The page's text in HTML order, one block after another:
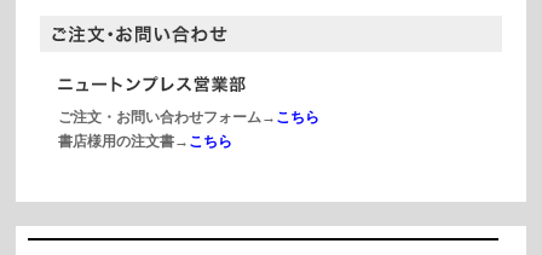
ご注文・お問い合わせフォーム→ こちら
書店様用の注文書→ こちら